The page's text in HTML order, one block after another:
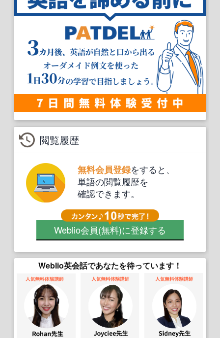
閲覧履歴
無料会員登録をすると、
単語の閲覧履歴を
確認できます。
Weblio会員(無料)に登録する
Weblio英会話であなたを待っています！